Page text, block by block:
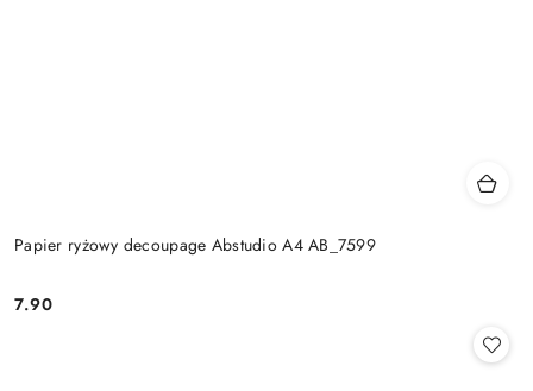
Papier ryżowy decoupage Abstudio A4 AB_7599
Cena:
7.90